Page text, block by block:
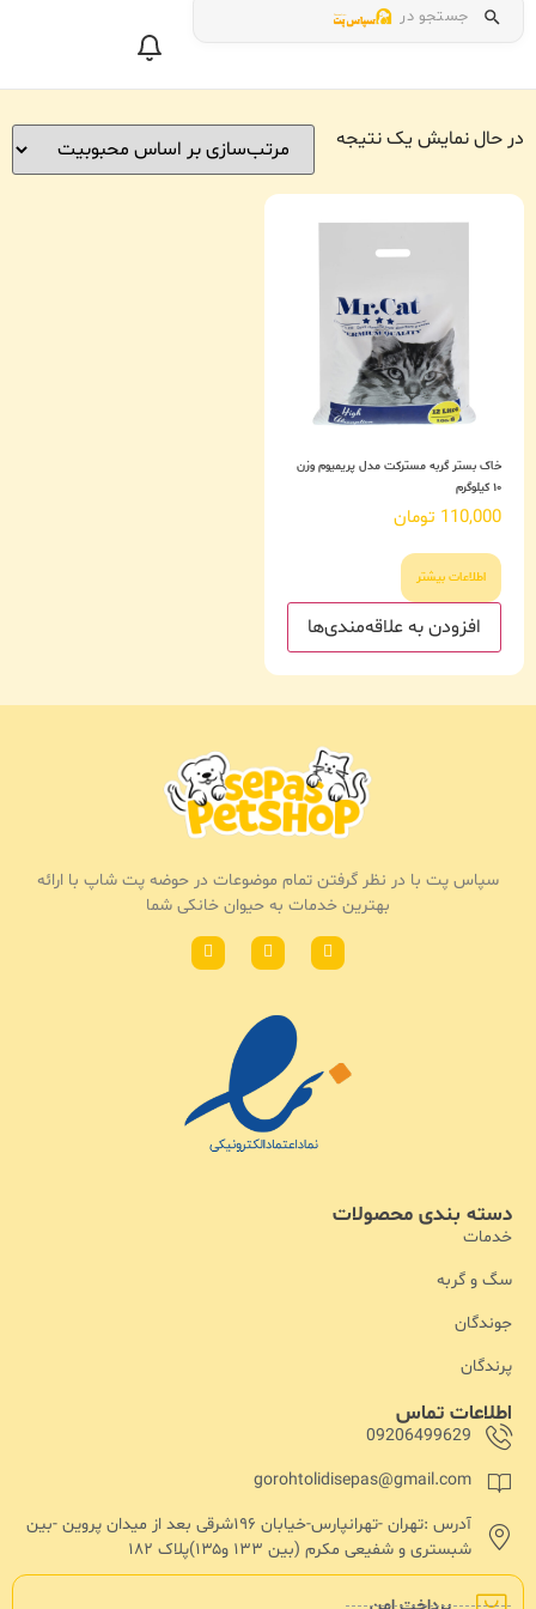
جستجو در
در حال نمایش یک نتیجه
خاک بستر گربه مسترکت مدل پریمیوم وزن
۱۰ کیلوگرم
110,000 تومان
اطلاعات بیشتر
افزودن به علاقه‌مندی‌ها
اطلاعات تماس
09206499629
gorohtolidisepas@gmail.com
آدرس :تهران -تهرانپارس-خیابان ۱۹۶شرقی بعد از میدان پروین -بین
شبستری و شفیعی مکرم (بین ۱۳۳ و۱۳۵)پلاک ۱۸۲
دسته بندی محصولات
خدمات
سگ و گربه
جوندگان
پرندگان
سپاس پت با در نظر گرفتن تمام موضوعات در حوضه پت شاپ با ارائه
بهترین خدمات به حیوان خانکی شما